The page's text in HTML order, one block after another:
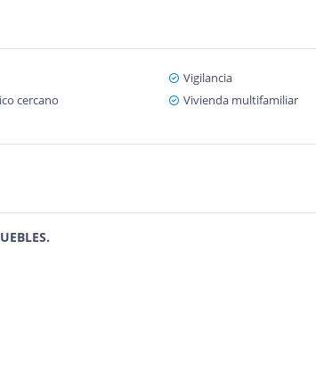
Vigilancia
cercano Vivienda multifamiliar